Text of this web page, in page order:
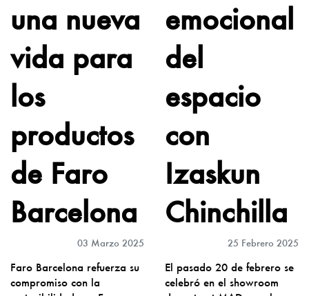
una nueva
vida para
los
productos
de Faro
Barcelona
03 Marzo 2025
Faro Barcelona refuerza su
compromiso con la
emocional
del
espacio
con
Izaskun
Chinchilla
25 Febrero 2025
El pasado 20 de febrero se
celebró en el showroom